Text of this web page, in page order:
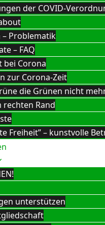
der COVID-
– Problematik
– FAQ
bei Corona
zur Corona-Zeit
die Grünen nicht
rechten Rand
Freiheit” – kunstvolle
unterstützen